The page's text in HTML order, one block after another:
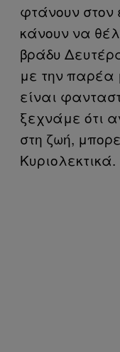
φτάνουν
κάνουν να
βράδυ
με την παρέα
είναι
ξεχνάμε ότι
στη ζωή,
Κυριολεκτικά.